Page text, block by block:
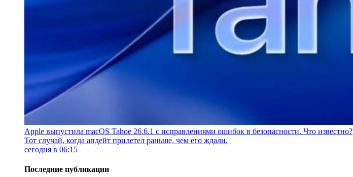
Apple выпустила macOS Tahoe 26.6.1 с исправлениями ошибок в безопасности. Что известно?
Тот случай, когда апдейт прилетел раньше, чем его ждали.
сегодня в 06:15
Последние публикации